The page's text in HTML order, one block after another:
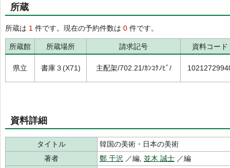
所蔵
所蔵は 1 件です。現在の予約件数は 0 件です。
所蔵館 所蔵場所 請求記号 資料コード
県立 書庫３(X71) 主配架/702.21/ｶﾝｺｸﾉﾋﾞ/
資料詳細
タイトル
韓国の美術・日本の美術
著者
鄭 于沢 ／編, 並木 誠士 ／編